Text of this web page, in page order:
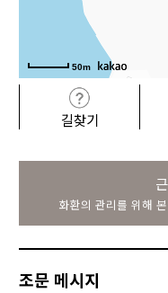
50m
길찾기
화환의 관리를 위해
조문 메시지